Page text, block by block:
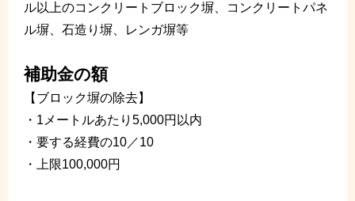
ル以上のコンクリートブロック塀、コンクリートパネ
ル塀、石造り塀、レンガ塀等
補助金の額
【ブロック塀の除去】
・1メートルあたり5,000円以内
・要する経費の10／10
・上限100,000円